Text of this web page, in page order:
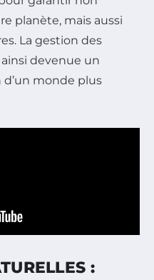
planète, mais aussi
La gestion des
devenue un
monde plus
: